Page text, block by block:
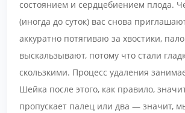
состоянием и сердцебиением плода.
(иногда до суток) вас снова
аккуратно потягиваю за хвостики,
выскальзывают, потому что стали
скользкими. Процесс удаления
Шейка после этого, как правило,
пропускает палец или два — значит,